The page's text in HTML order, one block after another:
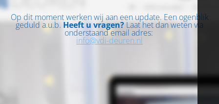
Op dit moment werken wij aan een update. Een ogenblik
geduld a.u.b. Heeft u vragen? Laat het dan weten via
onderstaand email adres:
info@vdi-deuren.nl